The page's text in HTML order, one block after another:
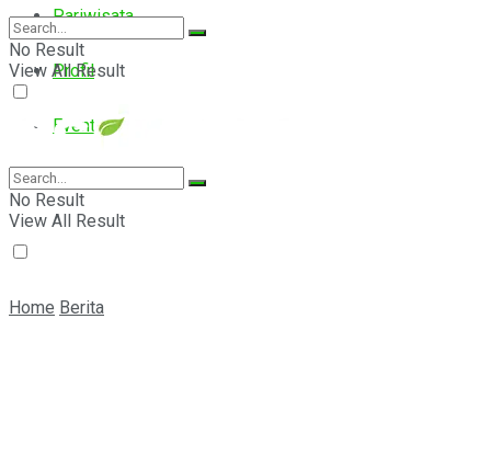
Pariwisata
Profil
Event
E-Magazine
No Result
View All Result
No Result
View All Result
Home Berita